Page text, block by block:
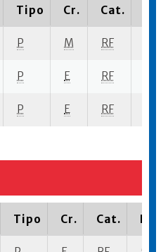
Tipo Cr. Cat.
P M RF
P E RF
P E RF
Tipo Cr. Cat.